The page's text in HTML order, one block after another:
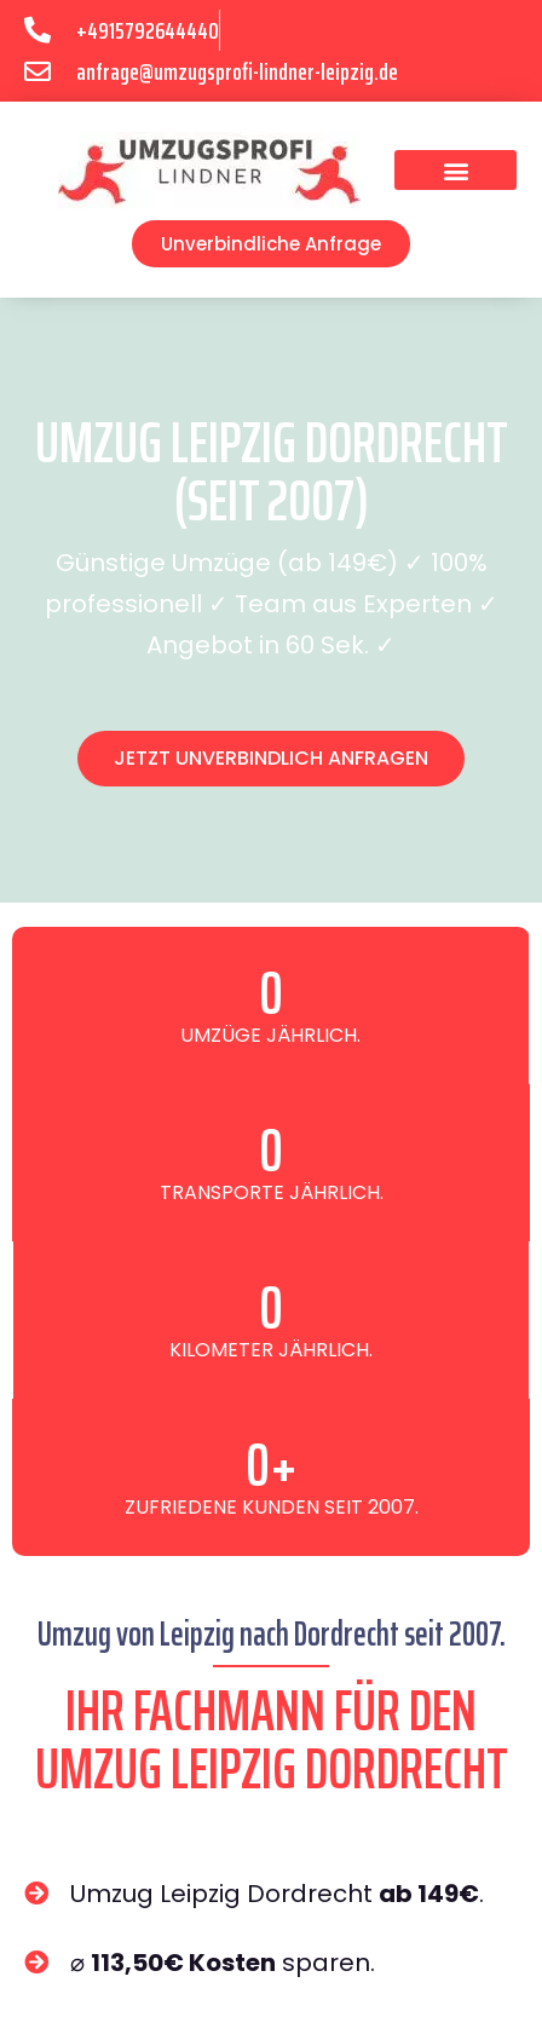
+4915792644440
anfrage@umzugsprofi-lindner-leipzig.de
Unverbindliche Anfrage
UMZUG LEIPZIG DORDRECHT
(SEIT 2007)
Günstige Umzüge (ab 149€) ✓ 100%
professionell ✓ Team aus Experten ✓
Angebot in 60 Sek. ✓
JETZT UNVERBINDLICH ANFRAGEN
UMZÜGE JÄHRLICH.
0
TRANSPORTE JÄHRLICH.
0
KILOMETER JÄHRLICH.
0
ZUFRIEDENE KUNDEN SEIT 2007.
0+
Umzug von Leipzig nach Dordrecht seit 2007.
IHR FACHMANN FÜR DEN
UMZUG LEIPZIG DORDRECHT
Umzug Leipzig Dordrecht ab 149€.
⌀ 113,50€ Kosten sparen.